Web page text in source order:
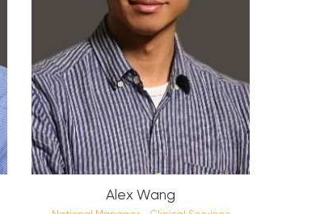
Alex Wang